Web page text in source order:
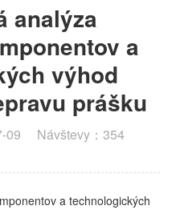
NA PREPRAVU
analýza
a
výhod
prášku
09 Návštevy：354
a technologických